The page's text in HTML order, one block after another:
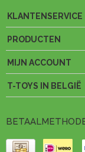
KLANTENSERVICE
PRODUCTEN
MIJN ACCOUNT
T-TOYS IN BELGIË